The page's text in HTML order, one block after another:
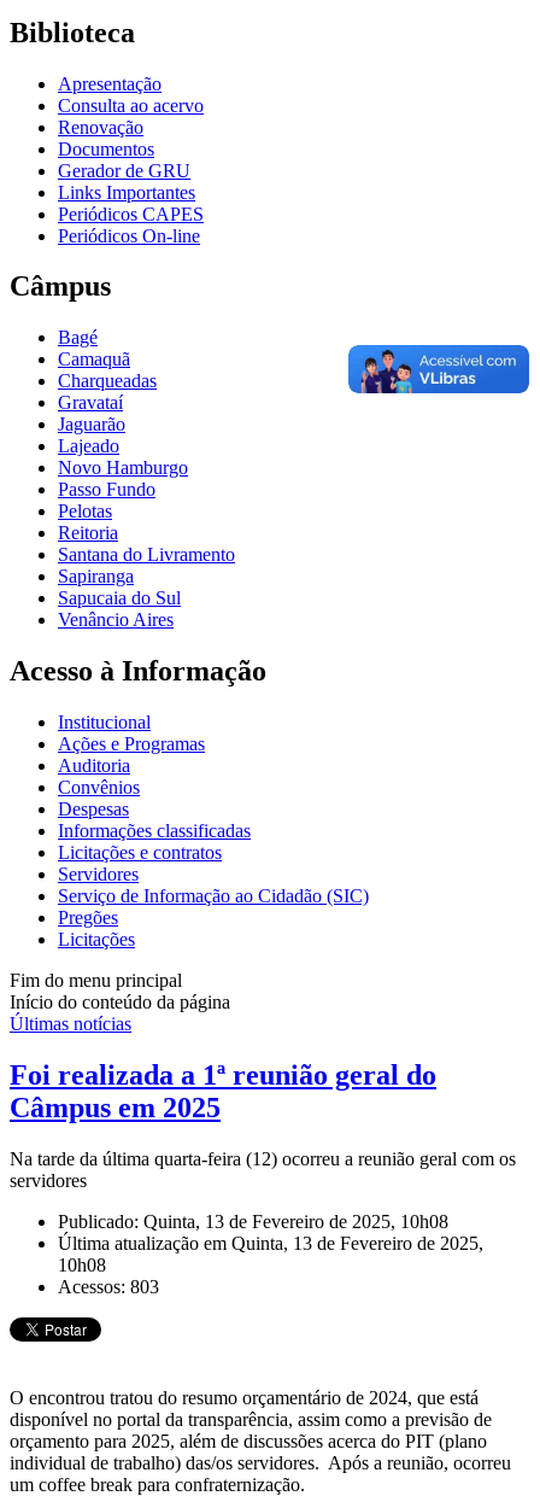
Biblioteca
Apresentação
Consulta ao acervo
Renovação
Documentos
Gerador de GRU
Links Importantes
Periódicos CAPES
Periódicos On-line
Câmpus
Bagé
Camaquã
Charqueadas
Gravataí
Jaguarão
Lajeado
Novo Hamburgo
Passo Fundo
Pelotas
Reitoria
Santana do Livramento
Sapiranga
Sapucaia do Sul
Venâncio Aires
Acesso à Informação
Institucional
Ações e Programas
Auditoria
Convênios
Despesas
Informações classificadas
Licitações e contratos
Servidores
Serviço de Informação ao Cidadão (SIC)
Pregões
Licitações
Fim do menu principal
Início do conteúdo da página
Últimas notícias
Foi realizada a 1ª reunião geral do
Câmpus em 2025
Na tarde da última quarta-feira (12) ocorreu a reunião geral com os
servidores
Publicado: Quinta, 13 de Fevereiro de 2025, 10h08
Última atualização em Quinta, 13 de Fevereiro de 2025,
10h08
Acessos: 803
O encontrou tratou do resumo orçamentário de 2024, que está
disponível no portal da transparência, assim como a previsão de
orçamento para 2025, além de discussões acerca do PIT (plano
individual de trabalho) das/os servidores. Após a reunião, ocorreu
um coffee break para confraternização.